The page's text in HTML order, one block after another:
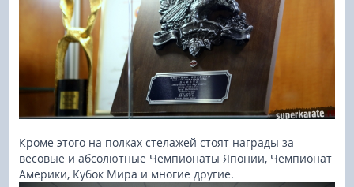
Кроме этого на полках стелажей стоят награды за
весовые и абсолютные Чемпионаты Японии, Чемпионат
Америки, Кубок Мира и многие другие.